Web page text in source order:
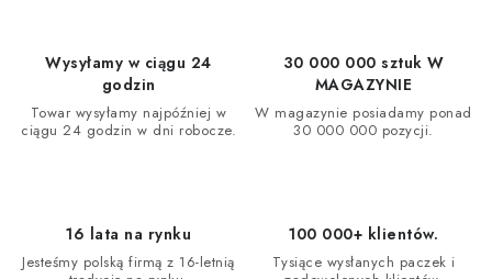
Wysyłamy w ciągu 24
godzin
Towar wysyłamy najpóźniej w
ciągu 24 godzin w dni robocze.
30 000 000 sztuk W
MAGAZYNIE
W magazynie posiadamy ponad
30 000 000 pozycji.
16 lata na rynku
Jesteśmy polską firmą z 16-letnią
100 000+ klientów.
Tysiące wysłanych paczek i